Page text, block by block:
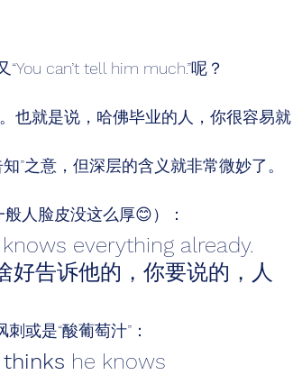
can’t tell him much.”呢？
。也就是说，哈佛毕业的人，你很容易就
”之意，但深层的含义就非常微妙了。
人脸皮没这么厚😊）：
everything already.
好告诉他的，你要说的，人
或是“酸葡萄汁”：
thinks he knows